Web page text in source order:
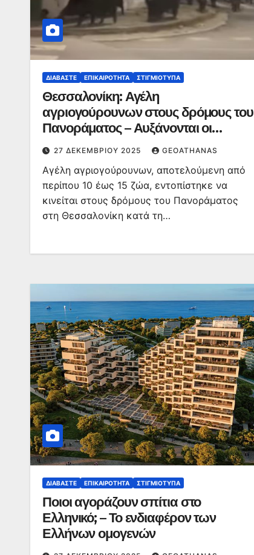
ΔΙΑΒΆΣΤΕ ΕΠΙΚΑΙΡΌΤΗΤΑ ΣΤΙΓΜΙΌΤΥΠΑ
Θεσσαλονίκη: Αγέλη
αγριογούρουνων στους δρόμους του
Πανοράματος – Αυξάνονται οι
εμφανίσεις τους – Δείτε βίντεο
27 ΔΕΚΕΜΒΡΊΟΥ 2025 GEOATHANAS
Αγέλη αγριογούρουνων, αποτελούμενη από
περίπου 10 έως 15 ζώα, εντοπίστηκε να
κινείται στους δρόμους του Πανοράματος
στη Θεσσαλονίκη κατά τη…
ΔΙΑΒΆΣΤΕ ΕΠΙΚΑΙΡΌΤΗΤΑ ΣΤΙΓΜΙΌΤΥΠΑ
Ποιοι αγοράζουν σπίτια στο
Ελληνικό; – Το ενδιαφέρον των
Ελλήνων ομογενών